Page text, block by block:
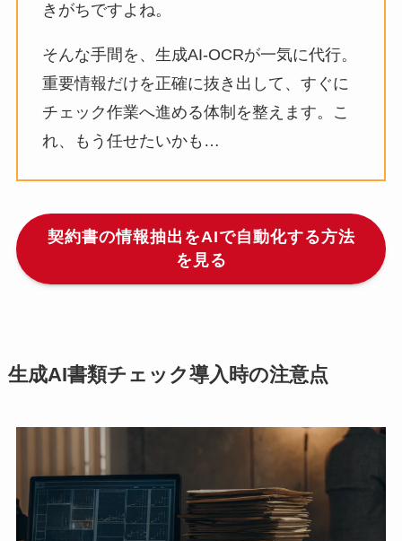
きがちですよね。
そんな手間を、生成AI-OCRが一気に代行。
重要情報だけを正確に抜き出して、すぐに
チェック作業へ進める体制を整えます。こ
れ、もう任せたいかも…
契約書の情報抽出をAIで自動化する方法
を見る
生成AI書類チェック導入時の注意点